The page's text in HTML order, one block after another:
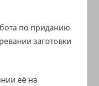
по приданию
заготовки
её на